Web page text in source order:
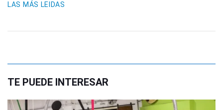
LAS MÁS LEIDAS
TE PUEDE INTERESAR